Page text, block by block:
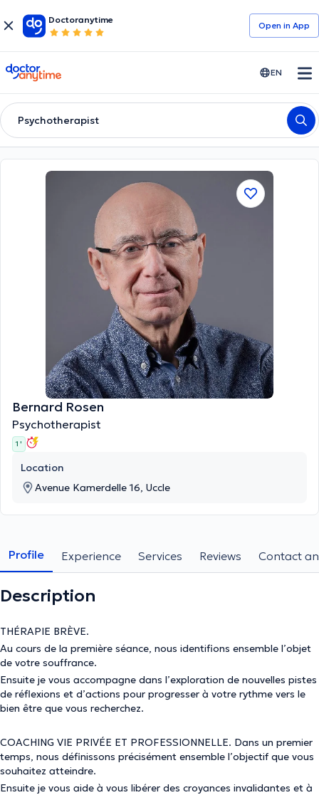
Doctoranytime
Open in Αpp
doctoranytime EN
Psychotherapist
Bernard Rosen
Psychotherapist
1 '
Location
Avenue Kamerdelle 16, Uccle
Profile Experience Services Reviews Contact
Description
THÉRAPIE BRÈVE.
Au cours de la première séance, nous identifions ensemble l’objet
de votre souffrance.
Ensuite je vous accompagne dans l’exploration de nouvelles pistes
de réflexions et d’actions pour progresser à votre rythme vers le
bien être que vous recherchez.
COACHING VIE PRIVÉE ET PROFESSIONNELLE. Dans un premier
temps, nous définissons précisément ensemble l’objectif que vous
souhaitez atteindre.
Ensuite je vous aide à vous libérer des croyances invalidantes et à